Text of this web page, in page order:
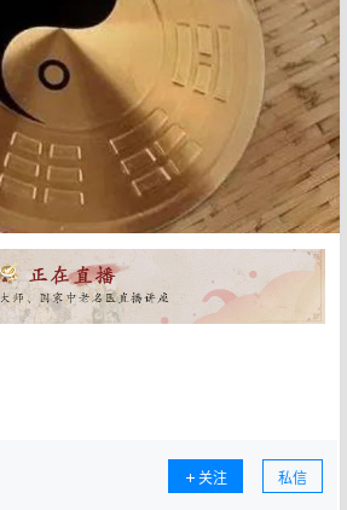
关注 私信